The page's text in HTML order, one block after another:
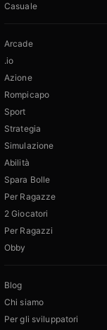
Casuale
Arcade
.io
Azione
Rompicapo
Sport
Strategia
Simulazione
Abilità
Spara Bolle
Per Ragazze
2 Giocatori
Per Ragazzi
Obby
Blog
Chi siamo
Per gli sviluppatori